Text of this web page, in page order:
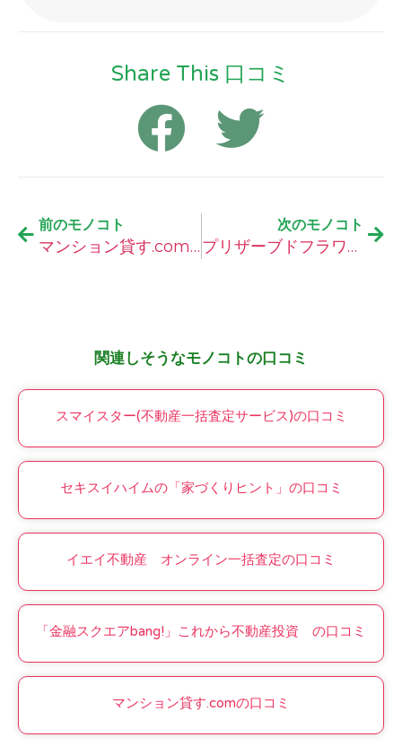
Share This 口コミ
前のモノコト
マンション貸す.comの口コミ
次のモノコト
プリザーブドフラワーギフトの通販専門店フェリナスの口コミ
関連しそうなモノコトの口コミ
スマイスター(不動産一括査定サービス)の口コミ
セキスイハイムの「家づくりヒント」の口コミ
イエイ不動産 オンライン一括査定の口コミ
「金融スクエアbang!」これから不動産投資 の口コミ
マンション貸す.comの口コミ